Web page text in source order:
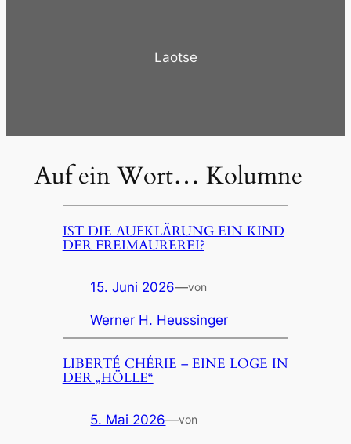
Laotse
Auf ein Wort… Kolumne
IST DIE AUFKLÄRUNG EIN KIND
DER FREIMAUREREI?
15. Juni 2026—von
Werner H. Heussinger
LIBERTÉ CHÉRIE – EINE LOGE IN
DER „HÖLLE“
5. Mai 2026—von